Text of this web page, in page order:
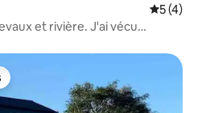
5 (4)
et rivière. J'ai vécu